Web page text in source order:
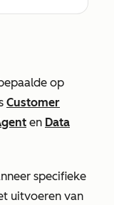
op
Customer
en Data
specifieke
uitvoeren van